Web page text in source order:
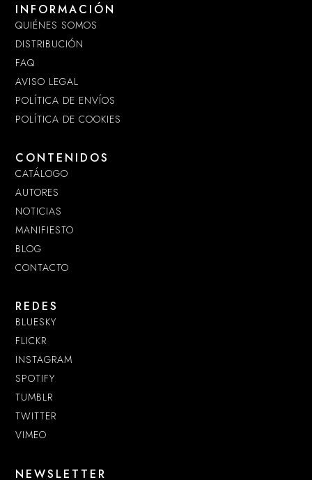
INFORMACIÓN
QUIÉNES SOMOS
DISTRIBUCIÓN
FAQ
AVISO LEGAL
POLÍTICA DE ENVÍOS
POLÍTICA DE COOKIES
CONTENIDOS
CATÁLOGO
AUTORES
NOTICIAS
MANIFIESTO
BLOG
CONTACTO
REDES
BLUESKY
FLICKR
INSTAGRAM
SPOTIFY
TUMBLR
TWITTER
VIMEO
NEWSLETTER